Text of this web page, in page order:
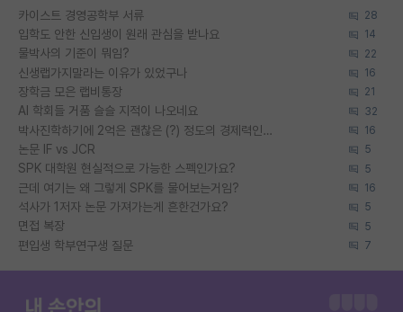
카이스트 경영공학부 서류 28
입학도 안한 신입생이 원래 관심을 받나요 14
물박사의 기준이 뭐임? 22
신생랩가지말라는 이유가 있었구나 16
장학금 모은 랩비통장 21
AI 학회들 거품 슬슬 지적이 나오네요 32
박사진학하기에 2억은 괜찮은 (?) 정도의 경제력인가요 16
논문 IF vs JCR 5
SPK 대학원 현실적으로 가능한 스펙인가요? 5
근데 여기는 왜 그렇게 SPK를 물어보는거임? 16
석사가 1저자 논문 가져가는게 흔한건가요? 5
면접 복장 5
편입생 학부연구생 질문 7